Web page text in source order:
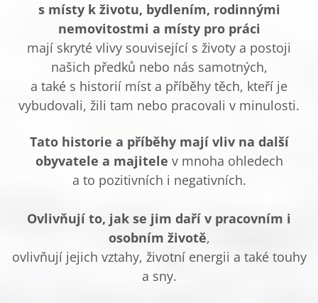
s místy k životu, bydlením, rodinnými
nemovitostmi a místy pro práci
mají skryté vlivy související s životy a postoji
našich předků nebo nás samotných,
a také s historií míst a příběhy těch, kteří je
vybudovali, žili tam nebo pracovali v minulosti.
Tato historie a příběhy mají vliv na další
obyvatele a majitele v mnoha ohledech
a to pozitivních i negativních.
Ovlivňují to, jak se jim daří v pracovním i
osobním životě,
ovlivňují jejich vztahy, životní energii a také touhy
a sny.